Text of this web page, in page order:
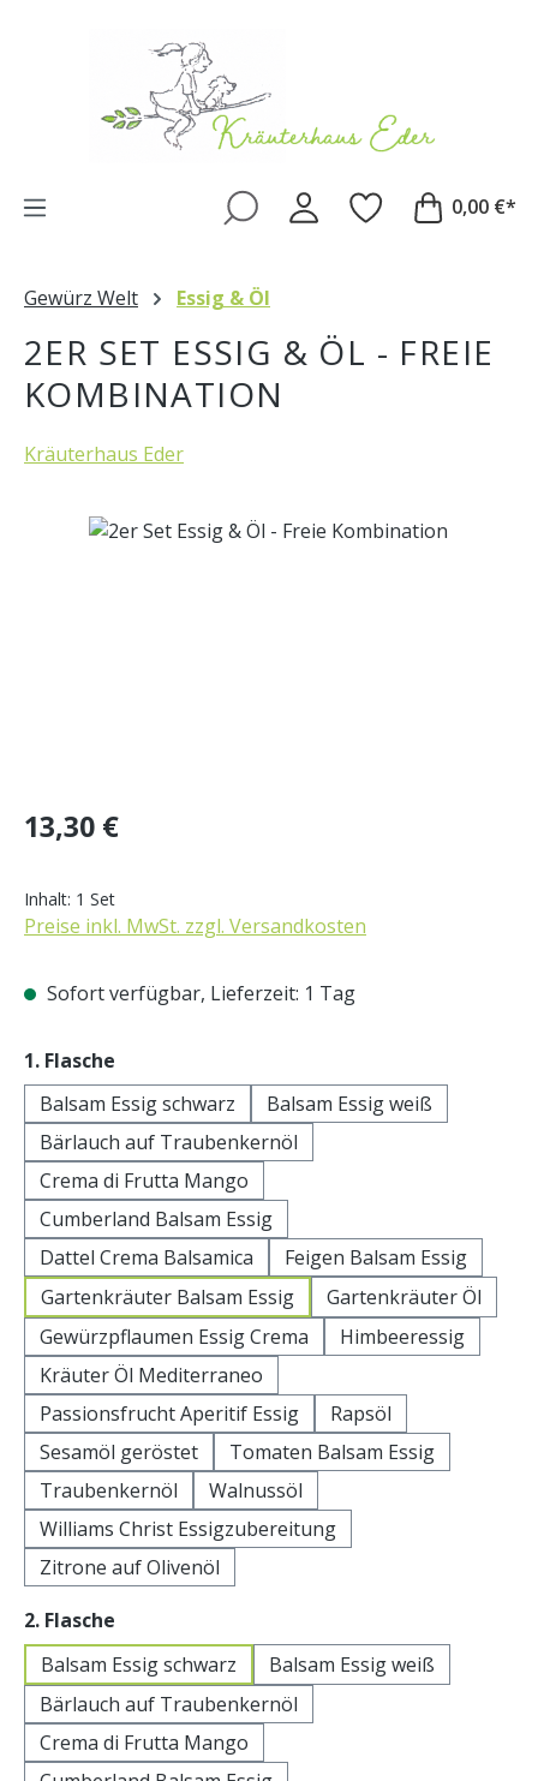
0,00 €*
Gewürz Welt Essig & Öl
2ER SET ESSIG & ÖL - FREIE
KOMBINATION
Kräuterhaus Eder
Bildergalerie überspringen
Regulärer Preis:
13,30 €
Inhalt: 1 Set
Preise inkl. MwSt. zzgl. Versandkosten
Sofort verfügbar, Lieferzeit: 1 Tag
1. Flasche
Balsam Essig schwarz
Balsam Essig weiß
Bärlauch auf Traubenkernöl
Crema di Frutta Mango
Cumberland Balsam Essig
Dattel Crema Balsamica
Feigen Balsam Essig
Gartenkräuter Balsam Essig
Gartenkräuter Öl
Gewürzpflaumen Essig Crema
Himbeeressig
Kräuter Öl Mediterraneo
Passionsfrucht Aperitif Essig
Rapsöl
Sesamöl geröstet
Tomaten Balsam Essig
Traubenkernöl
Walnussöl
Williams Christ Essigzubereitung
Zitrone auf Olivenöl
2. Flasche
Balsam Essig schwarz
Balsam Essig weiß
Bärlauch auf Traubenkernöl
Crema di Frutta Mango